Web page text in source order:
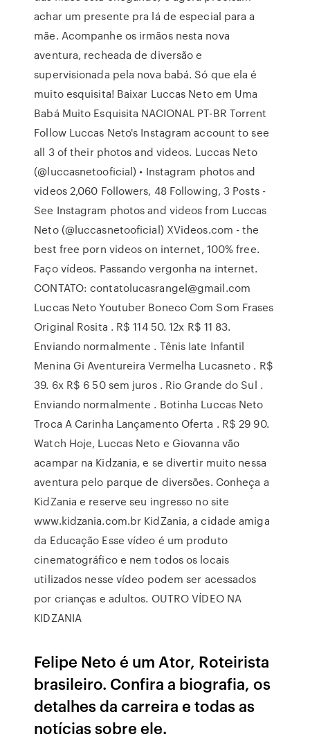
achar um presente pra lá de especial para a
mãe. Acompanhe os irmãos nesta nova
aventura, recheada de diversão e
supervisionada pela nova babá. Só que ela é
muito esquisita! Baixar Luccas Neto em Uma
Babá Muito Esquisita NACIONAL PT-BR Torrent
Follow Luccas Neto's Instagram account to see
all 3 of their photos and videos. Luccas Neto
(@luccasnetooficial) • Instagram photos and
videos 2,060 Followers, 48 Following, 3 Posts -
See Instagram photos and videos from Luccas
Neto (@luccasnetooficial) XVideos.com - the
best free porn videos on internet, 100% free.
Faço vídeos. Passando vergonha na internet.
CONTATO: contatolucasrangel@gmail.com
Luccas Neto Youtuber Boneco Com Som Frases
Original Rosita . R$ 114 50. 12x R$ 11 83.
Enviando normalmente . Tênis Iate Infantil
Menina Gi Aventureira Vermelha Lucasneto . R$
39. 6x R$ 6 50 sem juros . Rio Grande do Sul .
Enviando normalmente . Botinha Luccas Neto
Troca A Carinha Lançamento Oferta . R$ 29 90.
Watch Hoje, Luccas Neto e Giovanna vão
acampar na Kidzania, e se divertir muito nessa
aventura pelo parque de diversões. Conheça a
KidZania e reserve seu ingresso no site
www.kidzania.com.br KidZania, a cidade amiga
da Educação Esse vídeo é um produto
cinematográfico e nem todos os locais
utilizados nesse vídeo podem ser acessados
por crianças e adultos. OUTRO VÍDEO NA
KIDZANIA
Felipe Neto é um Ator, Roteirista
brasileiro. Confira a biografia, os
detalhes da carreira e todas as
notícias sobre ele.